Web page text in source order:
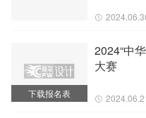
下载报名表
2024“中
大赛